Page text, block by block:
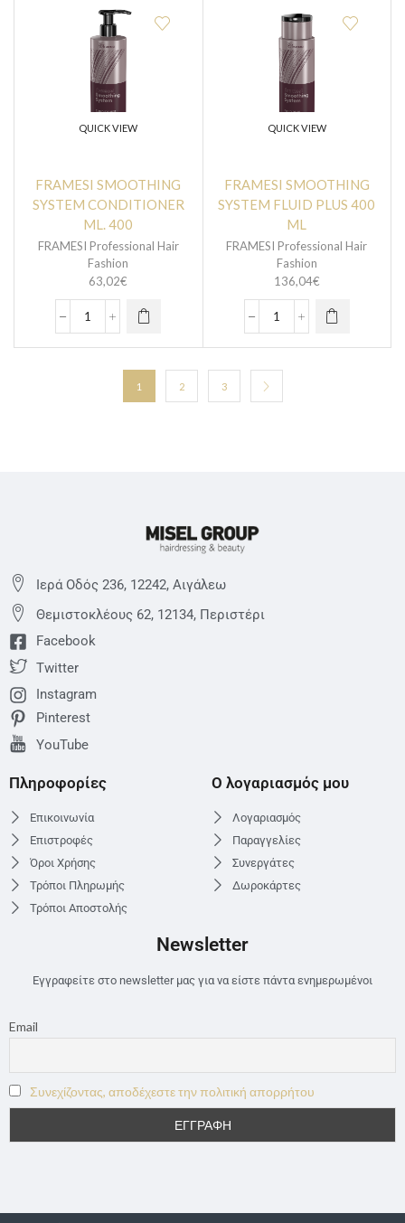
QUICK VIEW
FRAMESI SMOOTHING
SYSTEM CONDITIONER
ML. 400
FRAMESI Professional Hair
Fashion
63,02€
QUICK VIEW
FRAMESI SMOOTHING
SYSTEM FLUID PLUS 400
ML
FRAMESI Professional Hair
Fashion
136,04€
1 2 3
Ιερά Οδός 236, 12242, Αιγάλεω
Θεμιστoκλέους 62, 12134, Περιστέρι
Facebook
Twitter
Instagram
Pinterest
YouTube
Πληροφορίες
Επικοινωνία
Επιστροφές
Όροι Χρήσης
Τρόποι Πληρωμής
Τρόποι Αποστολής
Ο λογαριασμός μου
Λογαριασμός
Παραγγελίες
Συνεργάτες
Δωροκάρτες
Newsletter
Εγγραφείτε στο newsletter μας για να είστε πάντα ενημερωμένοι
Email
Συνεχίζοντας, αποδέχεστε την πολιτική απορρήτου